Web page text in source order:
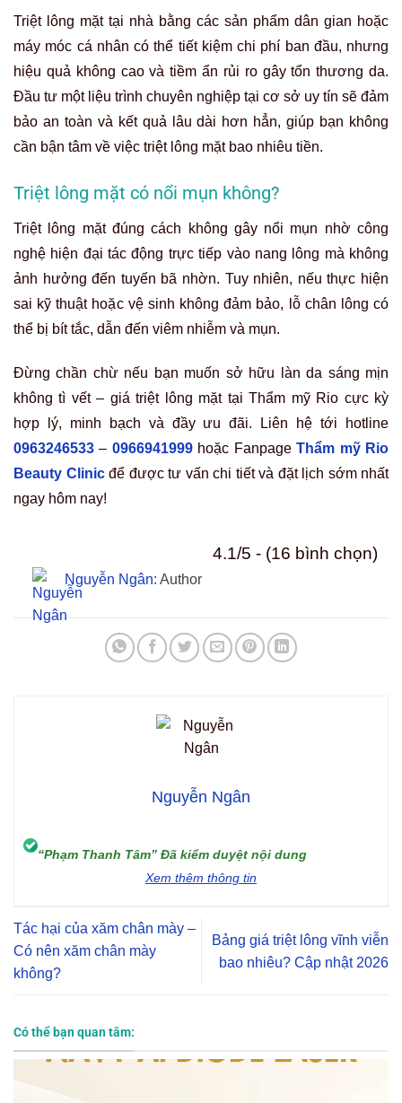
Triệt lông mặt tại nhà bằng các sản phẩm dân gian hoặc
máy móc cá nhân có thể tiết kiệm chi phí ban đầu, nhưng
hiệu quả không cao và tiềm ẩn rủi ro gây tổn thương da.
Đầu tư một liệu trình chuyên nghiệp tại cơ sở uy tín sẽ đảm
bảo an toàn và kết quả lâu dài hơn hẳn, giúp bạn không
cần bận tâm về việc triệt lông mặt bao nhiêu tiền.
Triệt lông mặt có nổi mụn không?
Triệt lông mặt đúng cách không gây nổi mụn nhờ công
nghệ hiện đại tác động trực tiếp vào nang lông mà không
ảnh hưởng đến tuyến bã nhờn. Tuy nhiên, nếu thực hiện
sai kỹ thuật hoặc vệ sinh không đảm bảo, lỗ chân lông có
thể bị bít tắc, dẫn đến viêm nhiễm và mụn.
Đừng chần chừ nếu bạn muốn sở hữu làn da sáng mịn
không tì vết – giá triệt lông mặt tại Thẩm mỹ Rio cực kỳ
hợp lý, minh bạch và đầy ưu đãi. Liên hệ tới hotline
0963246533 – 0966941999hoặc FanpageThẩm mỹ Rio
Beauty Clinicđể được tư vấn chi tiết và đặt lịch sớm nhất
ngay hôm nay!
4.1/5 - (16 bình chọn)
Nguyễn Ngân: Author
Nguyễn Ngân
“Phạm Thanh Tâm” Đã kiểm duyệt nội dung
Xem thêm thông tin
Tác hại của xăm chân mày –
Có nên xăm chân mày
không?
Bảng giá triệt lông vĩnh viễn
bao nhiêu? Cập nhật 2026
Có thể bạn quan tâm: